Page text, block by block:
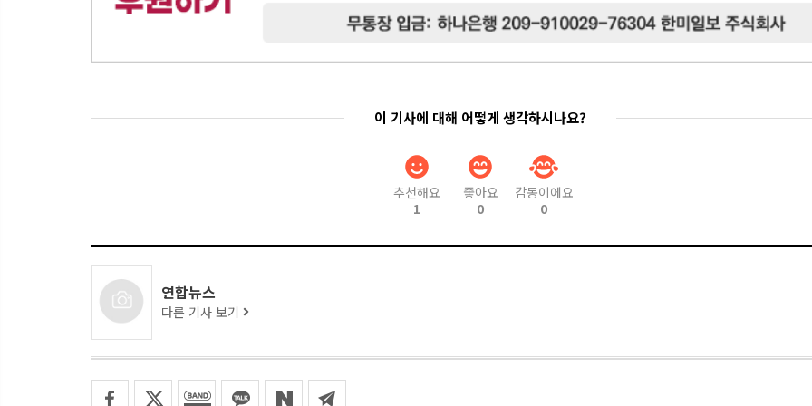
이 기사에 대해 어떻게 생각하시나요?
추천해요
1
좋아요
0
감동이에요
0
연합뉴스
다른 기사 보기